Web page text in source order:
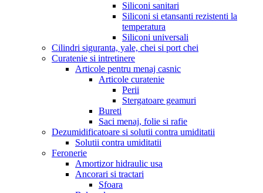
Siliconi sanitari
Siliconi si etansanti rezistenti la
temperatura
Siliconi universali
Cilindri siguranta, yale, chei si port chei
Curatenie si intretinere
Articole pentru menaj casnic
Articole curatenie
Perii
Stergatoare geamuri
Bureti
Saci menaj, folie si rafie
Dezumidificatoare si solutii contra umiditatii
Solutii contra umiditatii
Feronerie
Amortizor hidraulic usa
Ancorari si tractari
Sfoara